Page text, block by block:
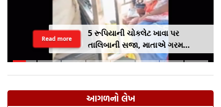
5 રૂપિયાની ચોકલેટ ખાવા પર
તાલિબાની સજા, માતાએ ગરમ
ચપ્પુથી પુત્રના પગમાં આપ્યો ડામ,
Read more
આગળનો લેખ